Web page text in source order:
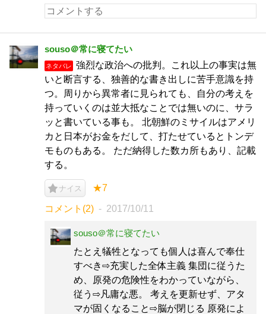
souso＠常に寝てたい
ネタバレ
強烈な政治への批判。これ以上の事実は無
いと断言する、独善的な書き出しに苦手意識を持
つ。周りから異常者に見られても、自分の考えを
持っていくのは並大抵なことでは無いのに、サラ
ッと書いている事も。 北朝鮮のミサイルはアメリ
カと日本がお金をだして、打たせているとトンデ
モものもある。 ただ納得した数カ所もあり、記載
する。
ナイス ★7
コメント(2) 2017/10/11
souso＠常に寝てたい
たとえ犠牲となっても個人は喜んで奉仕
すべき⇨充実した全体主義 集団に従うた
め、原発の危険性をわかっていながら、
従う⇨凡庸な悪。 考えを更新せず、アタ
マが固くなること⇨脳が閉じる 原発によ